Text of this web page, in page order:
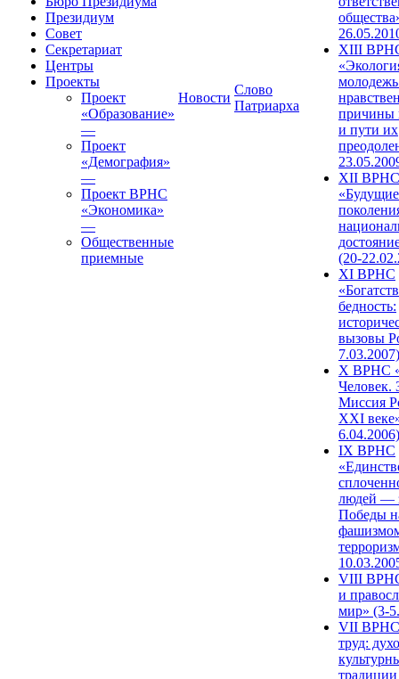
Президиум
Совет
Секретариат
Центры
Проекты
Проект
«Образование»
—
Проект
«Демография»
—
Проект ВРНС
«Экономика»
—
Общественные
приемные
Новости
Слово
Патриарха
XIII
причины
и пути их
XII ВРНС
«Будущие
(20-
XI ВРНС
бедность:
вызовы
7.03.2007)
X ВРНС
Человек.
Миссия
XXI
6.04.2006)
IX ВРНС
людей —
Победы
VIII
и
мир» (3-
VII ВРНС
труд: